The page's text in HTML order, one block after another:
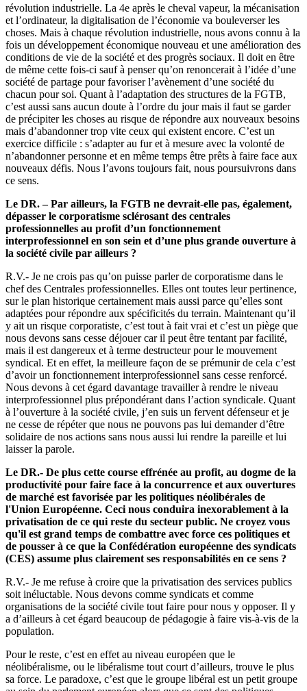
révolution industrielle. La 4e après le cheval vapeur, la mécanisation
et l’ordinateur, la digitalisation de l’économie va bouleverser les
choses. Mais à chaque révolution industrielle, nous avons connu à la
fois un développement économique nouveau et une amélioration des
conditions de vie de la société et des progrès sociaux. Il doit en être
de même cette fois-ci sauf à penser qu’on renoncerait à l’idée d’une
société de partage pour favoriser l’avènement d’une société du
chacun pour soi. Quant à l’adaptation des structures de la FGTB,
c’est aussi sans aucun doute à l’ordre du jour mais il faut se garder
de précipiter les choses au risque de répondre aux nouveaux besoins
mais d’abandonner trop vite ceux qui existent encore. C’est un
exercice difficile : s’adapter au fur et à mesure avec la volonté de
n’abandonner personne et en même temps être prêts à faire face aux
nouveaux défis. Nous l’avons toujours fait, nous poursuivrons dans
ce sens.
Le DR. – Par ailleurs, la FGTB ne devrait-elle pas, également,
dépasser le corporatisme sclérosant des centrales
professionnelles au profit d’un fonctionnement
interprofessionnel en son sein et d’une plus grande ouverture à
la société civile par ailleurs ?
R.V.- Je ne crois pas qu’on puisse parler de corporatisme dans le
chef des Centrales professionnelles. Elles ont toutes leur pertinence,
sur le plan historique certainement mais aussi parce qu’elles sont
adaptées pour répondre aux spécificités du terrain. Maintenant qu’il
y ait un risque corporatiste, c’est tout à fait vrai et c’est un piège que
nous devons sans cesse déjouer car il peut être tentant par facilité,
mais il est dangereux et à terme destructeur pour le mouvement
syndical. Et en effet, la meilleure façon de se prémunir de cela c’est
d’avoir un fonctionnement interprofessionnel sans cesse renforcé.
Nous devons à cet égard davantage travailler à rendre le niveau
interprofessionnel plus prépondérant dans l’action syndicale. Quant
à l’ouverture à la société civile, j’en suis un fervent défenseur et je
ne cesse de répéter que nous ne pouvons pas lui demander d’être
solidaire de nos actions sans nous aussi lui rendre la pareille et lui
laisser la parole.
Le DR.- De plus cette course effrénée au profit, au dogme de la
productivité pour faire face à la concurrence et aux ouvertures
de marché est favorisée par les politiques néolibérales de
l'Union Européenne. Ceci nous conduira inexorablement à la
privatisation de ce qui reste du secteur public. Ne croyez vous
qu'il est grand temps de combattre avec force ces politiques et
de pousser à ce que la Confédération européenne des syndicats
(CES) assume plus clairement ses responsabilités en ce sens ?
R.V.- Je me refuse à croire que la privatisation des services publics
soit inéluctable. Nous devons comme syndicats et comme
organisations de la société civile tout faire pour nous y opposer. Il y
a d’ailleurs à cet égard beaucoup de pédagogie à faire vis-à-vis de la
population.
Pour le reste, c’est en effet au niveau européen que le
néolibéralisme, ou le libéralisme tout court d’ailleurs, trouve le plus
sa force. Le paradoxe, c’est que le groupe libéral est un petit groupe